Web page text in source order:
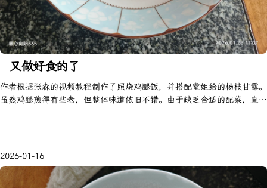
又做好食的了
作者根据张森的视频教程制作了照烧鸡腿饭，并搭配堂姐给的杨枝甘露。
虽然鸡腿煎得有些老，但整体味道依旧不错。由于缺乏合适的配菜，直接
2026-01-16